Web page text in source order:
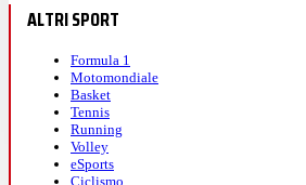
ALTRI SPORT
Formula 1
Motomondiale
Basket
Tennis
Running
Volley
eSports
Ciclismo